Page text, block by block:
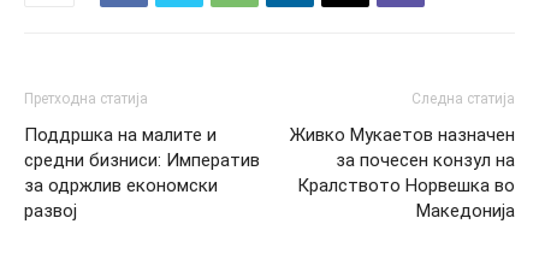
Претходна статија
Поддршка на малите и
средни бизниси: Императив
за одржлив економски
развој
Следна статија
Живко Мукаетов назначен
за почесен конзул на
Кралството Норвешка во
Македонија